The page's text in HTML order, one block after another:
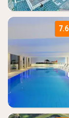
7.6